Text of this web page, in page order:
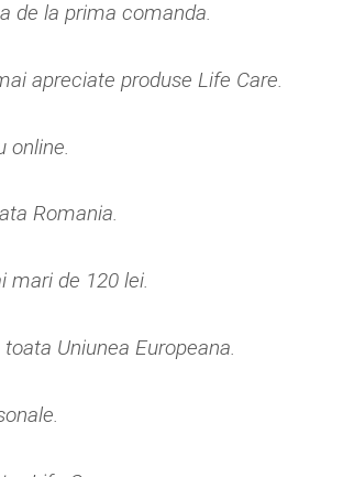
de la prima comanda.
apreciate produse Life Care.
online.
Romania.
mari de 120 lei.
Uniunea Europeana.